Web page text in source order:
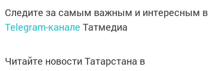
Следите за самым важным и интересным в
Telegram-канале Татмедиа
Читайте новости Татарстана в